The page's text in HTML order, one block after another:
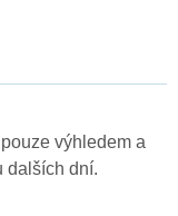
výhledem a
dalších dní.